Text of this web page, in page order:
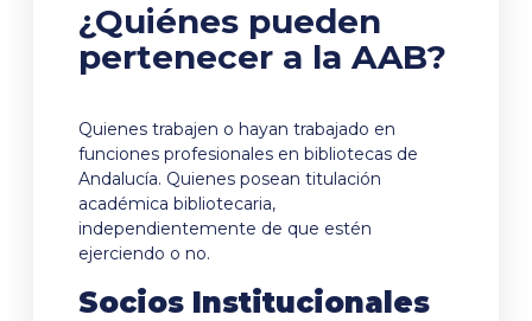
¿Quiénes pueden
pertenecer a la AAB?
Quienes trabajen o hayan trabajado en
funciones profesionales en bibliotecas de
Andalucía. Quienes posean titulación
académica bibliotecaria,
independientemente de que estén
ejerciendo o no.
Socios Institucionales